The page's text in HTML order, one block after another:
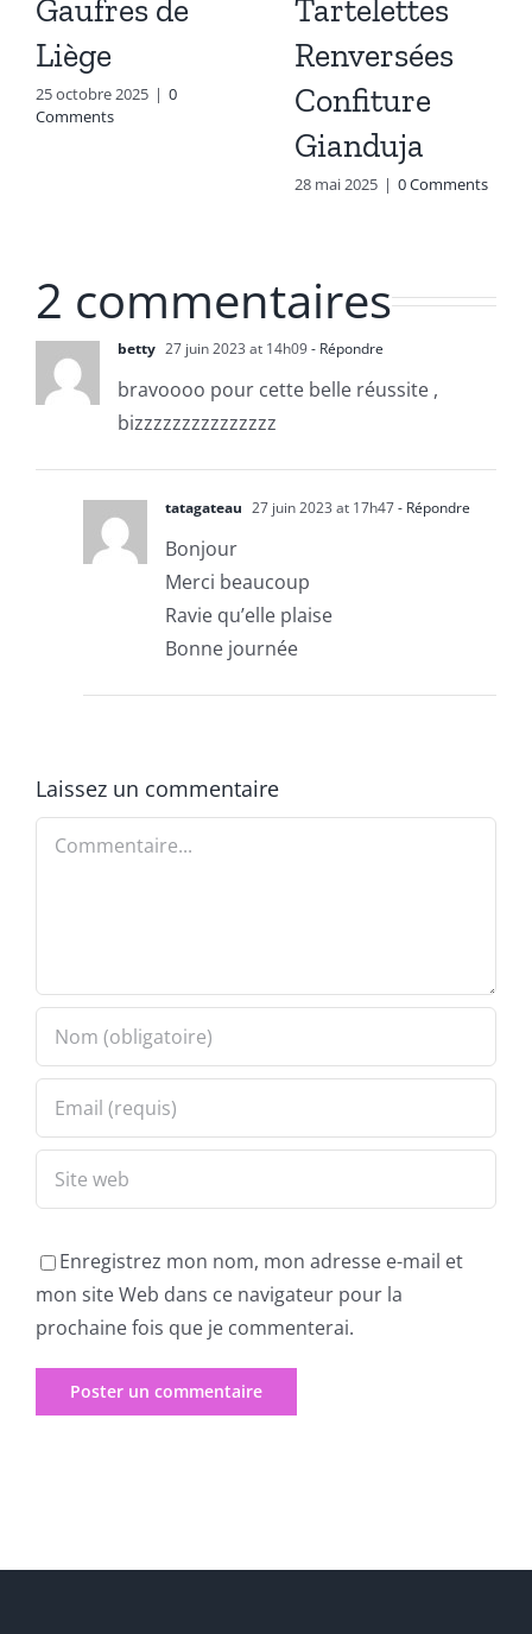
Gaufres de
Liège
25 octobre 2025 | 0
Comments
Tartelettes
Renversées
Confiture
Gianduja
28 mai 2025 | 0 Comments
2 commentaires
betty 27 juin 2023 at 14h09- Répondre
bravoooo pour cette belle réussite ,
bizzzzzzzzzzzzzzz
tatagateau 27 juin 2023 at 17h47- Répondre
Bonjour
Merci beaucoup
Ravie qu’elle plaise
Bonne journée
Laissez un commentaire
Commentaire
Enregistrez mon nom, mon adresse e-mail et
mon site Web dans ce navigateur pour la
prochaine fois que je commenterai.